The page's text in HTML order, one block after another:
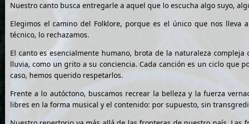
Nuestro canto busca entregarle a aquel que lo escucha algo suyo,
Elegimos el camino del Folklore, porque es el único que nos
técnico, lo rechazamos.
El canto es esencialmente humano, brota de la naturaleza
lluvia, como un grito a su conciencia. Cada canción es un ciclo que
caso, hemos querido respetarlos.
Frente a lo autóctono, buscamos recrear la belleza y la fuerza
libres en la forma musical y el contenido: por supuesto, sin